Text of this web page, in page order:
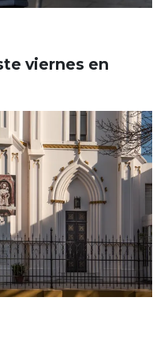
viernes en